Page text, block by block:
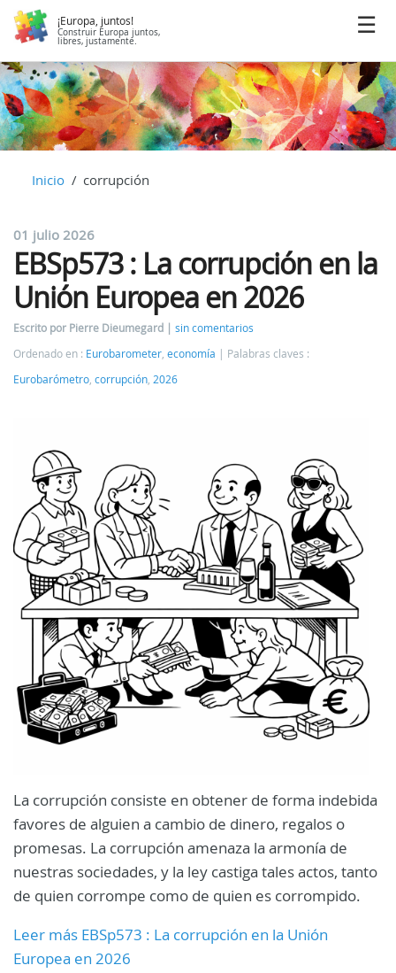
¡Europa, juntos!
Construir Europa juntos,
libres, justamente.
Inicio corrupción
01 julio 2026
EBSp573 : La corrupción en la
Unión Europea en 2026
Escrito por Pierre Dieumegard
sin comentarios
Ordenado en : Eurobarometer economía
Palabras claves :
Eurobarómetro corrupción 2026
La corrupción consiste en obtener de forma indebida
favores de alguien a cambio de dinero, regalos o
promesas. La corrupción amenaza la armonía de
nuestras sociedades, y la ley castiga tales actos, tanto
de quien corrompe como de quien es corrompido.
Leer más EBSp573 : La corrupción en la Unión
Europea en 2026